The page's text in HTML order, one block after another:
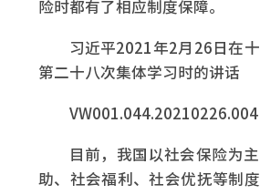
险时都有了相应制度保障。
习近平2021年2月26日在
第二十八次集体学习时的讲话
VW001.044.20210226.004
目前，我国以社会保险为
助、社会福利、社会优抚等制